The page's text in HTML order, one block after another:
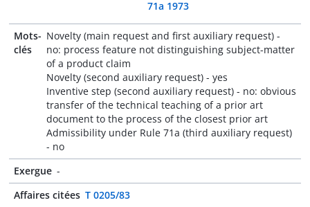
71a 1973
Mots-
clés
Novelty (main request and first auxiliary request) -
no: process feature not distinguishing subject-matter
of a product claim
Novelty (second auxiliary request) - yes
Inventive step (second auxiliary request) - no: obvious
transfer of the technical teaching of a prior art
document to the process of the closest prior art
Admissibility under Rule 71a (third auxiliary request)
- no
Exergue -
Affaires citées T 0205/83